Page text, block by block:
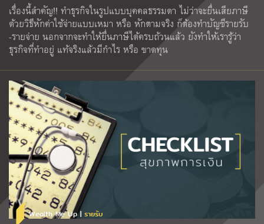
เรื่องนี้สำคัญ!! ทำธุรกิจในรูปแบบบุคคลธรรมดา ไม่ว่าจะยื่นเสียภาษี
ด้วยวิธีหักค่าใช้จ่ายแบบเหมา หรือ หักตามจริง ก็ต้องทำบัญชีรายรับ
-รายจ่าย นอกจากจะทำให้ยื่นภาษีได้ครบถ้วนแล้ว ยังทำให้เรารู้ว่า
ธุรกิจที่ทำอยู่ แท้จริงแล้วมีกำไร หรือ ขาดทุน
Wealth Me Up | รายรับ